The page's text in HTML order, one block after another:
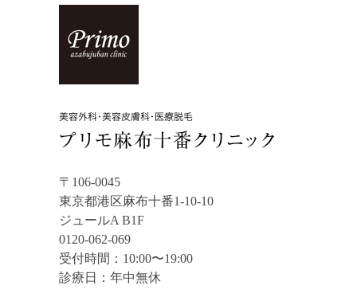
〒106-0045
東京都港区麻布十番1-10-10
ジュールA B1F
0120-062-069
受付時間：10:00〜19:00
診療日：年中無休